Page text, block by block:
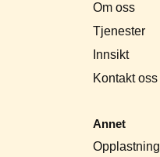
Om oss
Tjenester
Innsikt
Kontakt oss
Annet
Opplastning